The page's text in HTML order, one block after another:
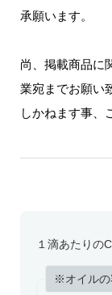
承願います。
尚、掲載商品に
業宛までお願い
しかねます事、
１滴あたりの
※オイルの